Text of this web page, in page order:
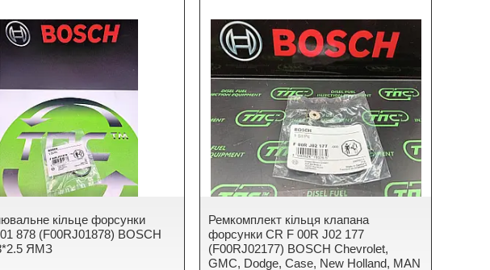
кільце форсунки
878 (F00RJ01878) BOSCH
ЯМЗ
Ремкомплект кільця клапана
форсунки CR F 00R J02 177
(F00RJ02177) BOSCH Chevrolet,
GMC, Dodge, Case, New Holland, MAN